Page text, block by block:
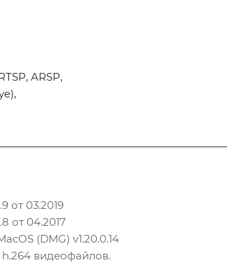
ARSP,
от 03.2019
от 04.2017
(DMG) v1.20.0.14
видеофайлов.